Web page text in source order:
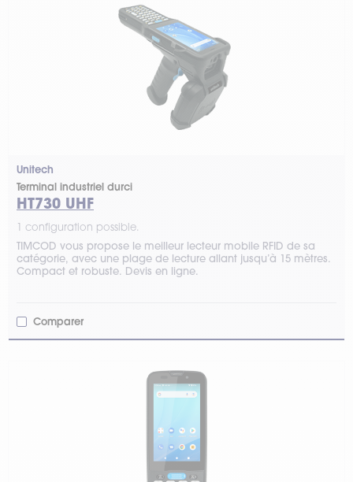
Unitech
Terminal industriel durci
HT730 UHF
1 configuration possible.
TIMCOD vous propose le meilleur lecteur mobile RFID de sa
catégorie, avec une plage de lecture allant jusqu’à 15 mètres.
Compact et robuste. Devis en ligne.
Comparer